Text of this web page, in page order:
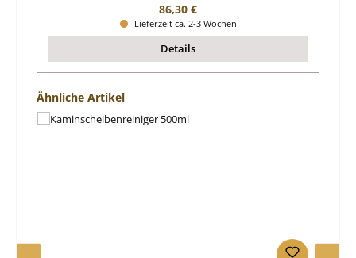
Regulärer Preis:
86,30 €
Lieferzeit ca. 2-3 Wochen
Details
Produktgalerie überspringen
Ähnliche Artikel